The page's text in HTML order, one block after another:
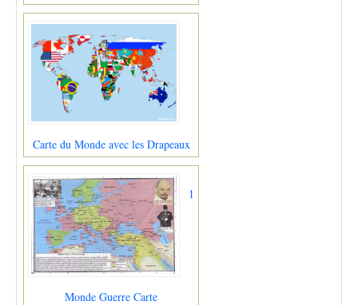
Carte du Monde avec les Drapeaux
1
Monde Guerre Carte